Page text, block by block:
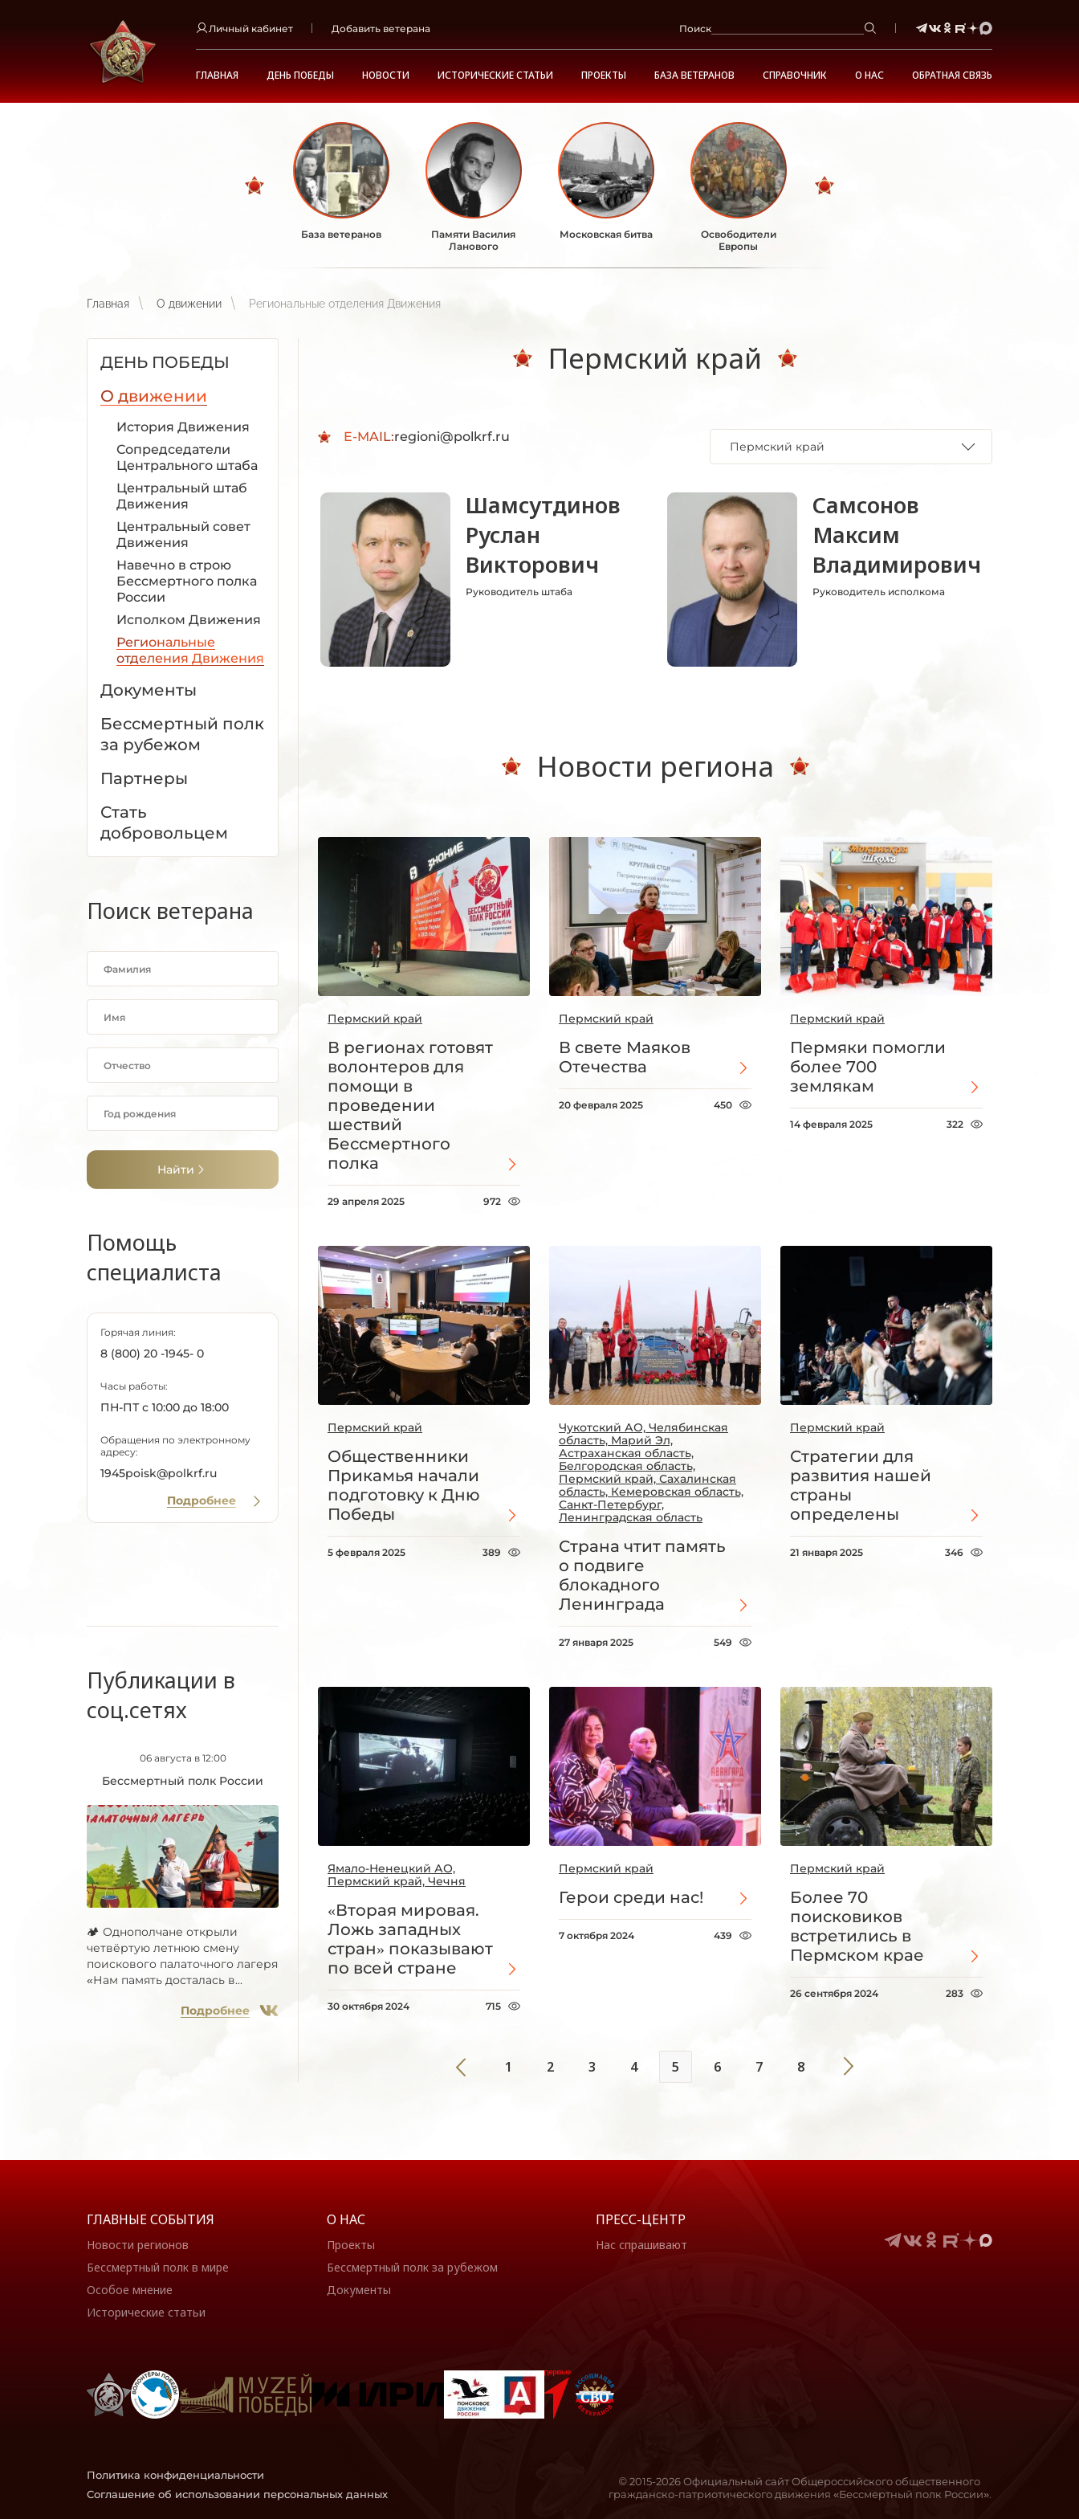
Личный кабинет Добавить ветерана Поиск
ГЛАВНАЯ ДЕНЬ ПОБЕДЫ НОВОСТИ ИСТОРИЧЕСКИЕ СТАТЬИ ПРОЕКТЫ БАЗА ВЕТЕРАНОВ СПРАВОЧНИК О НАС ОБРАТНАЯ СВЯЗЬ
База ветеранов
Памяти Василия
Ланового
Московская битва
Освободители
Европы
Главная О движении Региональные отделения Движения
ДЕНЬ ПОБЕДЫ
О движении
История Движения
Сопредседатели
Центрального штаба
Центральный штаб
Движения
Центральный совет
Движения
Навечно в строю
Бессмертного полка
России
Исполком Движения
Региональные
отделения Движения
Документы
Бессмертный полк
за рубежом
Партнеры
Стать
добровольцем
Поиск ветерана
Найти
Помощь
специалиста
Горячая линия:
8 (800) 20 -1945- 0
Часы работы:
ПН-ПТ с 10:00 до 18:00
Обращения по электронному
адресу:
1945poisk@polkrf.ru
Подробнее
Публикации в
соц.сетях
06 августа в 12:00
Бессмертный полк России
🏕 Однополчане открыли
четвёртую летнюю смену
поискового палаточного лагеря
«Нам память досталась в...
Подробнее
Пермский край
E-MAIL:regioni@polkrf.ru
Пермский край
Шамсутдинов
Руслан
Викторович
Руководитель штаба
Самсонов
Максим
Владимирович
Руководитель исполкома
Новости региона
Пермский край
В регионах готовят
волонтеров для
помощи в
проведении
шествий
Бессмертного
полка
29 апреля 2025 972
Пермский край
В свете Маяков
Отечества
20 февраля 2025 450
Пермский край
Пермяки помогли
более 700
землякам
14 февраля 2025 322
Пермский край
Общественники
Прикамья начали
подготовку к Дню
Победы
5 февраля 2025 389
Чукотский АО, Челябинская
область, Марий Эл,
Астраханская область,
Белгородская область,
Пермский край, Сахалинская
область, Кемеровская область,
Санкт-Петербург,
Ленинградская область
Страна чтит память
о подвиге
блокадного
Ленинграда
27 января 2025 549
Пермский край
Стратегии для
развития нашей
страны
определены
21 января 2025 346
Ямало-Ненецкий АО,
Пермский край, Чечня
«Вторая мировая.
Ложь западных
стран» показывают
по всей стране
30 октября 2024 715
Пермский край
Герои среди нас!
7 октября 2024 439
Пермский край
Более 70
поисковиков
встретились в
Пермском крае
26 сентября 2024 283
1 2 3 4 5 6 7 8
ГЛАВНЫЕ СОБЫТИЯ
Новости регионов
Бессмертный полк в мире
Особое мнение
Исторические статьи
О НАС
Проекты
Бессмертный полк за рубежом
Документы
ПРЕСС-ЦЕНТР
Нас спрашивают
Политика конфиденциальности
Соглашение об использовании персональных данных
© 2015-2026 Официальный сайт Общероссийского общественного
гражданско-патриотического движения «Бессмертный полк России».